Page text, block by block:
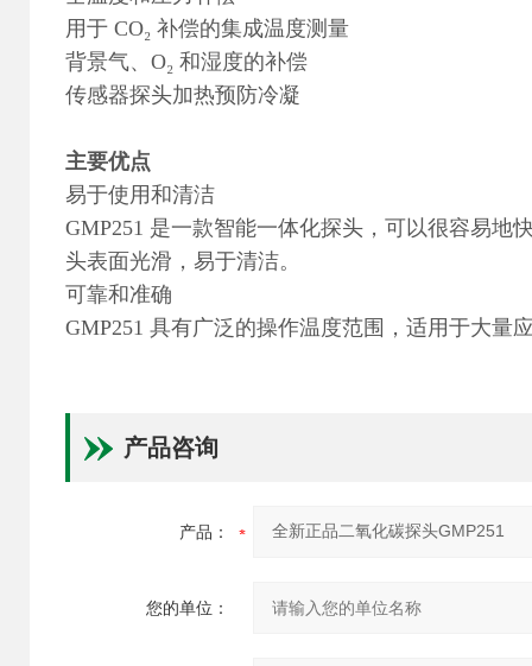
用于 CO₂ 补偿的集成温度测量
背景气、O₂ 和湿度的补偿
传感器探头加热预防冷凝
主要优点
易于使用和清洁
GMP251 是一款智能一体化探头，可以很容易地
头表面光滑，易于清洁。
可靠和准确
GMP251 具有广泛的操作温度范围，适用于大量
产品咨询
产品：
您的单位：